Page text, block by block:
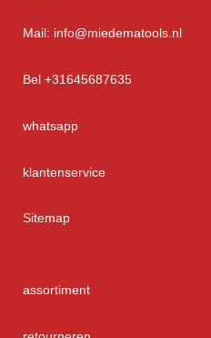
Mail: info@miedematools.nl
Bel +31645687635
whatsapp
klantenservice
Sitemap
assortiment